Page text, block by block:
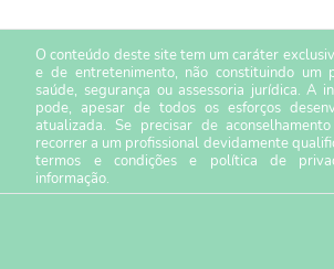
O conteúdo deste site tem um caráter
e de entretenimento, não constituindo um
saúde, segurança ou assessoria jurídica. A
pode, apesar de todos os esforços
atualizada. Se precisar de
recorrer a um profissional devidamente
termos e condiçõese política de
informação.